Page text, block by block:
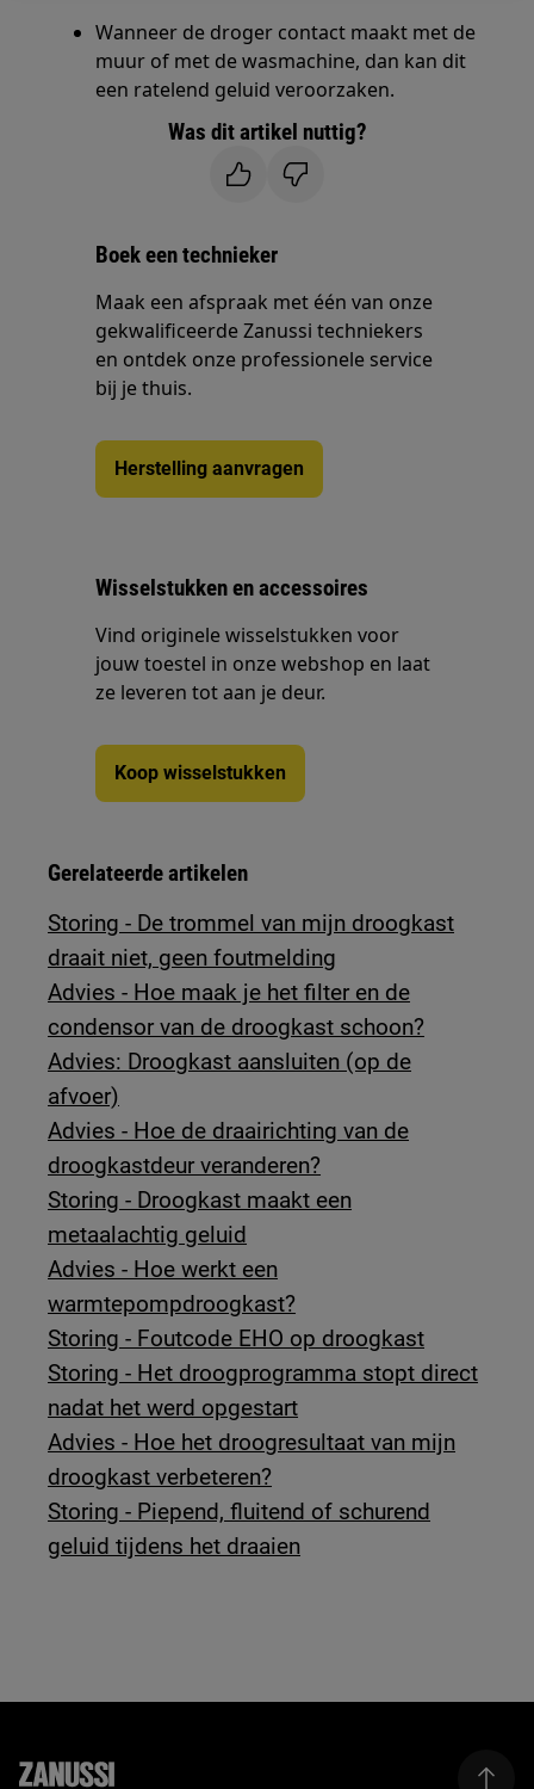
Wanneer de droger contact maakt met de
muur of met de wasmachine, dan kan dit
een ratelend geluid veroorzaken.
Was dit artikel nuttig?
Boek een technieker
Maak een afspraak met één van onze
gekwalificeerde Zanussi techniekers
en ontdek onze professionele service
bij je thuis.
Herstelling aanvragen
Wisselstukken en accessoires
Vind originele wisselstukken voor
jouw toestel in onze webshop en laat
ze leveren tot aan je deur.
Koop wisselstukken
Gerelateerde artikelen
Storing - De trommel van mijn droogkast
draait niet, geen foutmelding
Advies - Hoe maak je het filter en de
condensor van de droogkast schoon?
Advies: Droogkast aansluiten (op de
afvoer)
Advies - Hoe de draairichting van de
droogkastdeur veranderen?
Storing - Droogkast maakt een
metaalachtig geluid
Advies - Hoe werkt een
warmtepompdroogkast?
Storing - Foutcode EHO op droogkast
Storing - Het droogprogramma stopt direct
nadat het werd opgestart
Advies - Hoe het droogresultaat van mijn
droogkast verbeteren?
Storing - Piepend, fluitend of schurend
geluid tijdens het draaien